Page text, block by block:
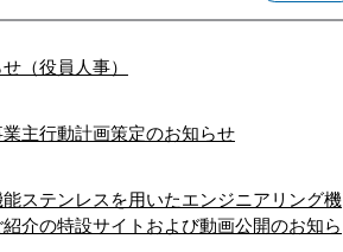
（役員人事）
主行動計画策定のお知らせ
能ステンレスを用いたエンジニアリング機
介の特設サイトおよび動画公開のお知ら